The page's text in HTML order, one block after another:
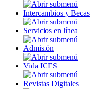
Intercambios y Becas
Servicios en línea
Admisión
Vida ICES
Revistas Digitales